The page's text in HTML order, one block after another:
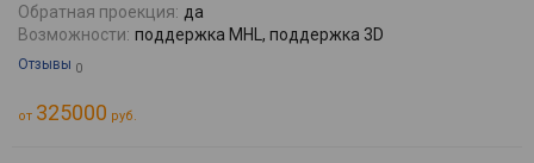
Обратная проекция: да
Возможности: поддержка MHL, поддержка 3D
Отзывы 0
от 325000 руб.